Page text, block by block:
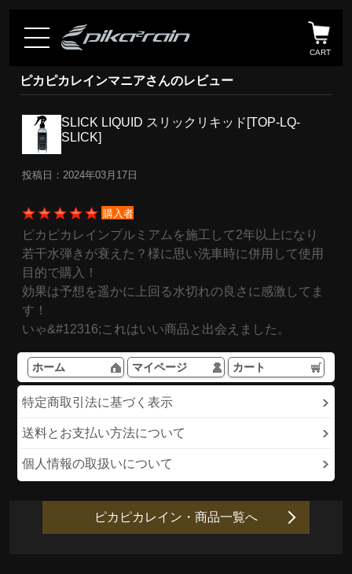
CART
ピカピカレインマニアさんのレビュー
SLICK LIQUID スリックリキッド[TOP-LQ-
SLICK]
投稿日：2024年03月17日
購入者
ピカピカレインプルミアムを施工して2年以上になり
若干水弾きが衰えた？様に思い洗車時に併用して使用
目的で購入！
効果は予想を遥かに上回る水切れの良さに感激してま
す！
いゃ&#12316;これはいい商品と出会えました。
ホーム マイページ カート
特定商取引法に基づく表示
送料とお支払い方法について
個人情報の取扱いについて
ピカピカレイン・商品一覧へ